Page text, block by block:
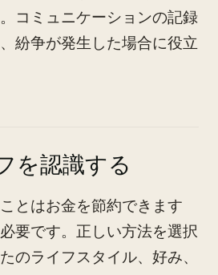
コミュニケーションの記録
紛争が発生した場合に役立
を認識する
とはお金を節約できます
要です。正しい方法を選択
のライフスタイル、好み、